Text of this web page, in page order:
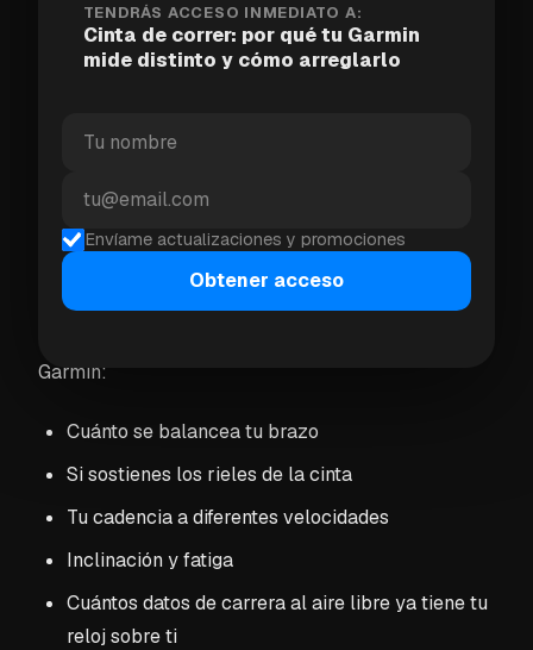
fuente principal de distancia y ritmo.
reloj no coinciden
Tu cinta de correr mide el movimiento de la banda.
Tu reloj estima tu movimiento desde la muñeca.
Esos son sistemas de medición muy diferentes.
Garmin:
Cuánto se balancea tu brazo
Si sostienes los rieles de la cinta
Tu cadencia a diferentes velocidades
Inclinación y fatiga
Cuántos datos de carrera al aire libre ya tiene tu
reloj sobre ti
TENDRÁS ACCESO INMEDIATO A:
Cinta de correr: por qué tu Garmin
mide distinto y cómo arreglarlo
Envíame actualizaciones y promociones
Obtener acceso